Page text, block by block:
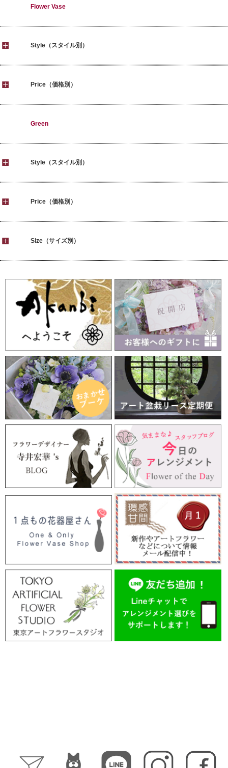
Flower Vase
Style（スタイル別）
Price（価格別）
Green
Style（スタイル別）
Price（価格別）
Size（サイズ別）